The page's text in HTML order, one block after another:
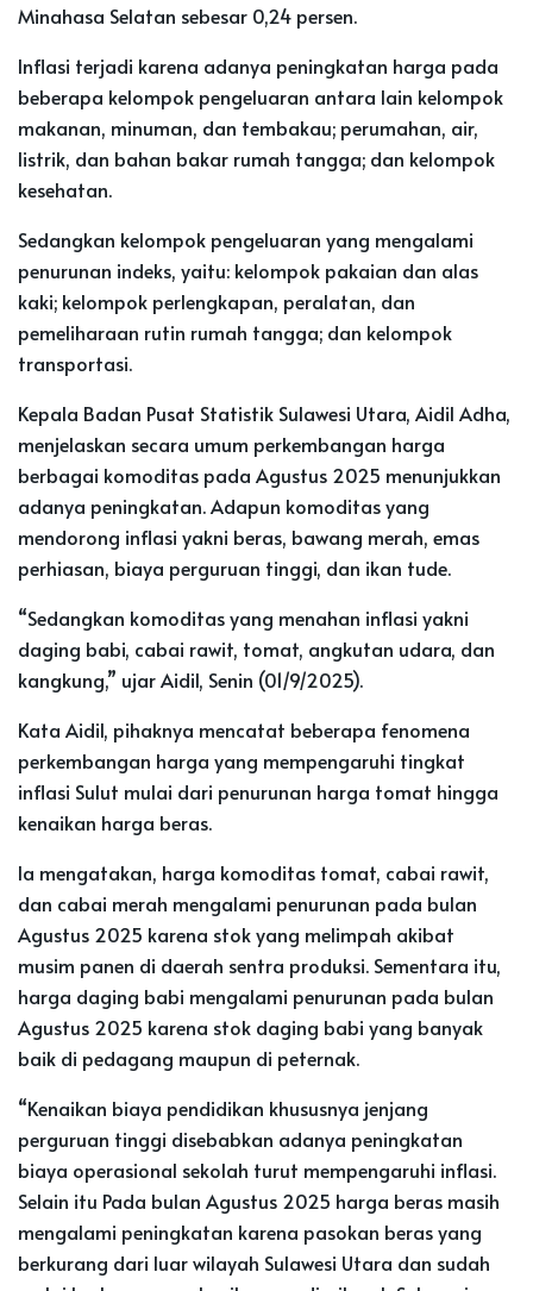
Minahasa Selatan sebesar 0,24 persen.
Inflasi terjadi karena adanya peningkatan harga pada
beberapa kelompok pengeluaran antara lain kelompok
makanan, minuman, dan tembakau; perumahan, air,
listrik, dan bahan bakar rumah tangga; dan kelompok
kesehatan.
Sedangkan kelompok pengeluaran yang mengalami
penurunan indeks, yaitu: kelompok pakaian dan alas
kaki; kelompok perlengkapan, peralatan, dan
pemeliharaan rutin rumah tangga; dan kelompok
transportasi.
Kepala Badan Pusat Statistik Sulawesi Utara, Aidil Adha,
menjelaskan secara umum perkembangan harga
berbagai komoditas pada Agustus 2025 menunjukkan
adanya peningkatan. Adapun komoditas yang
mendorong inflasi yakni beras, bawang merah, emas
perhiasan, biaya perguruan tinggi, dan ikan tude.
“Sedangkan komoditas yang menahan inflasi yakni
daging babi, cabai rawit, tomat, angkutan udara, dan
kangkung,” ujar Aidil, Senin (01/9/2025).
Kata Aidil, pihaknya mencatat beberapa fenomena
perkembangan harga yang mempengaruhi tingkat
inflasi Sulut mulai dari penurunan harga tomat hingga
kenaikan harga beras.
Ia mengatakan, harga komoditas tomat, cabai rawit,
dan cabai merah mengalami penurunan pada bulan
Agustus 2025 karena stok yang melimpah akibat
musim panen di daerah sentra produksi. Sementara itu,
harga daging babi mengalami penurunan pada bulan
Agustus 2025 karena stok daging babi yang banyak
baik di pedagang maupun di peternak.
“Kenaikan biaya pendidikan khususnya jenjang
perguruan tinggi disebabkan adanya peningkatan
biaya operasional sekolah turut mempengaruhi inflasi.
Selain itu Pada bulan Agustus 2025 harga beras masih
mengalami peningkatan karena pasokan beras yang
berkurang dari luar wilayah Sulawesi Utara dan sudah